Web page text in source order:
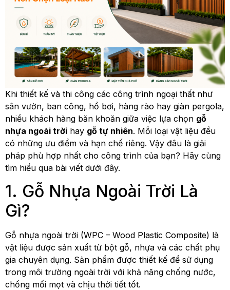
Khi thiết kế và thi công các công trình ngoại thất như
sân vườn, ban công, hồ bơi, hàng rào hay giàn pergola,
nhiều khách hàng băn khoăn giữa việc lựa chọn gỗ
nhựa ngoài trời hay gỗ tự nhiên. Mỗi loại vật liệu đều
có những ưu điểm và hạn chế riêng. Vậy đâu là giải
pháp phù hợp nhất cho công trình của bạn? Hãy cùng
tìm hiểu qua bài viết dưới đây.
1. Gỗ Nhựa Ngoài Trời Là
Gì?
Gỗ nhựa ngoài trời (WPC – Wood Plastic Composite) là
vật liệu được sản xuất từ bột gỗ, nhựa và các chất phụ
gia chuyên dụng. Sản phẩm được thiết kế để sử dụng
trong môi trường ngoài trời với khả năng chống nước,
chống mối mọt và chịu thời tiết tốt.